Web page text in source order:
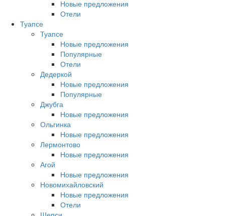
Новые предложения
Отели
Туапсе
Туапсе
Новые предложения
Популярные
Отели
Дедеркой
Новые предложения
Популярные
Джубга
Новые предложения
Ольгинка
Новые предложения
Лермонтово
Новые предложения
Агой
Новые предложения
Новомихайловский
Новые предложения
Отели